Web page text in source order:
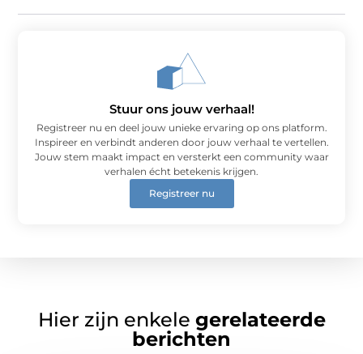
Stuur ons jouw verhaal!
Registreer nu en deel jouw unieke ervaring op ons platform.
Inspireer en verbindt anderen door jouw verhaal te vertellen.
Jouw stem maakt impact en versterkt een community waar
verhalen écht betekenis krijgen.
Registreer nu
Hier zijn enkele gerelateerde
berichten